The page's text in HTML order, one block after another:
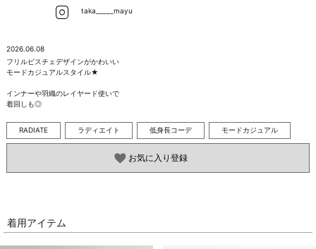
taka_____mayu
2026.06.08
フリルビスチェデザインがかわいい
モードカジュアルスタイル★
インナーや羽織のレイヤード使いで
着回しも◎
RADIATE ラディエイト 低身長コーデ モードカジュアル
お気に入り登録
着用アイテム